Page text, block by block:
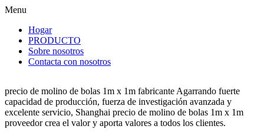
Menu
Hogar
PRODUCTO
Sobre nosotros
Contacta con nosotros
precio de molino de bolas 1m x 1m fabricante Agarrando fuerte
capacidad de producción, fuerza de investigación avanzada y
excelente servicio, Shanghai precio de molino de bolas 1m x 1m
proveedor crea el valor y aporta valores a todos los clientes.